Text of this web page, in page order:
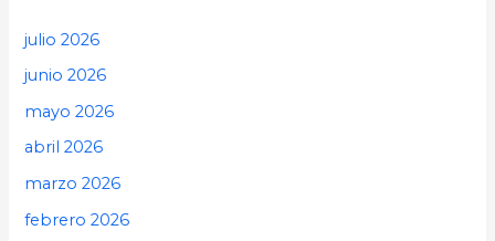
julio 2026
junio 2026
mayo 2026
abril 2026
marzo 2026
febrero 2026